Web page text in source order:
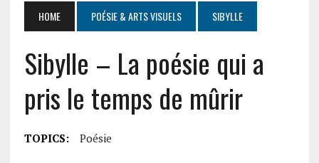
HOME POÉSIE & ARTS VISUELS SIBYLLE
Sibylle – La poésie qui a
pris le temps de mûrir
TOPICS: Poésie